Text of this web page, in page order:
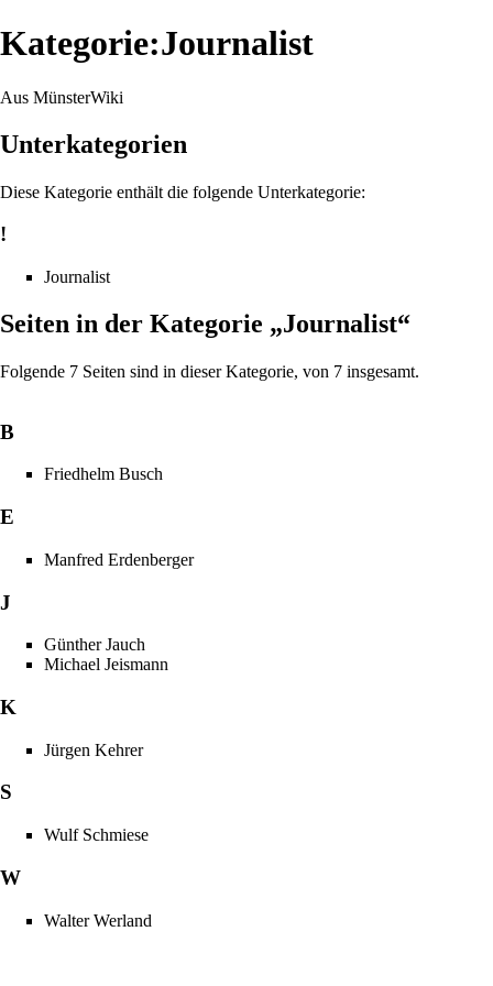
Kategorie:Journalist
Aus MünsterWiki
Unterkategorien
Diese Kategorie enthält die folgende Unterkategorie:
!
Journalist
Seiten in der Kategorie „Journalist“
Folgende 7 Seiten sind in dieser Kategorie, von 7 insgesamt.
B
Friedhelm Busch
E
Manfred Erdenberger
J
Günther Jauch
Michael Jeismann
K
Jürgen Kehrer
S
Wulf Schmiese
W
Walter Werland